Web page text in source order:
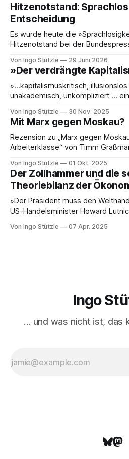
Hitzenotstand:
Entscheidung
Es wurde heute die
Hitzenotstand bei der
DLF. In den 1960er-Jahren
das Konzept der »Nicht-
wie in einer Gesellschaft und ihrer
Sachverhalte verhandelt werden,
Von Ingo Stützle 29 Juni 2026
»Der verdrängte
»…kapitalismuskritisch,
unakademisch, unkompliziert …
Besprechung von Sebastian
kuratierten und herausgegebenen
Kapitalismus«, der gerade bei
Danke an den großartigen Andreas
Von Ingo Stützle 30 Nov. 2025
Mit Marx gegen Moskau?
Rezension zu „Marx gegen
Arbeiterklasse“ von Timm Graßmann Der
und spätestens seit dem 24.
ihrem antimilitaristischen
Diejenigen, die daran festhalten,
ein, Putin oder Russland politisch
Von Ingo Stützle 01 Okt. 2025
Der Zollhammer und die
Theoriebilanz der
»Der Präsident muss den
US-Handelsminister Howard
des Weltmarkts gehauen hat,
Von Ingo Stützle 07 Apr. 2025
Ingo
… und was nicht ist, das